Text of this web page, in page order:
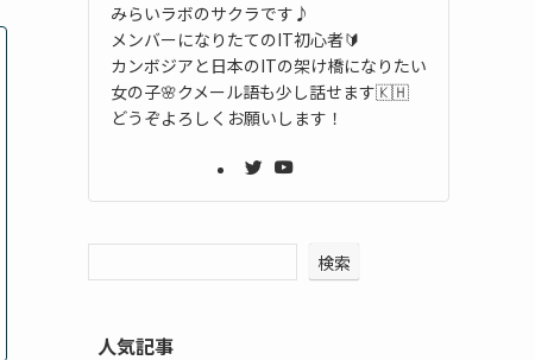
みらいラボのサクラです♪
メンバーになりたてのIT初心者🔰
カンボジアと日本のITの架け橋になりたい
女の子🌸クメール語も少し話せます🇰🇭
どうぞよろしくお願いします！
検索
人気記事